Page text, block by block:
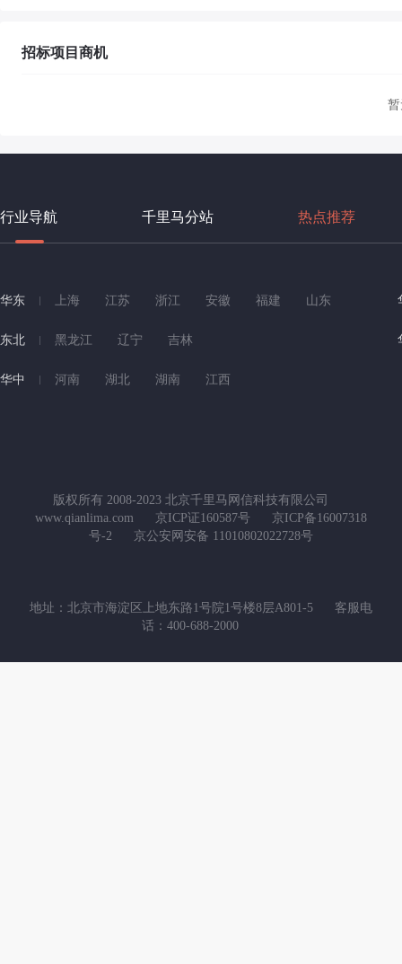
招标项目商机
行业导航 千里马分站 热点推荐
华东 上海 江苏 浙江 安徽 福建 山东
东北 黑龙江 辽宁 吉林
华中 河南 湖北 湖南 江西
版权所有 2008-2023 北京千里马网信科技有限公司
www.qianlima.com
京ICP证160587号
京ICP备16007318
号-2
京公安网安备 11010802022728号
地址：北京市海淀区上地东路1号院1号楼8层A801-5
客服电
话：400-688-2000